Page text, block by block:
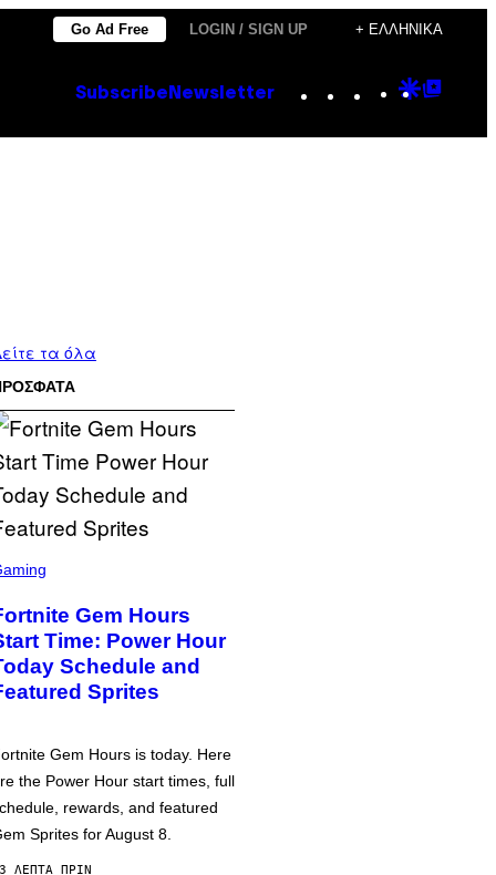
Go Ad Free LOGIN / SIGN UP + ΕΛΛΗΝΙΚΆ
Subscribe Newsletter Instagram
TikTok
YouTube
Google
τα όλα
Gem Hours
Time: Power Hour
Schedule and
Sprites
Gem Hours is today. Here
the Power Hour start times, full
rewards, and featured
Sprites for August 8.
ΛΕΠΤΆ ΠΡΙΝ